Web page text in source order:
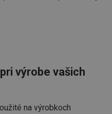
výrobe vašich
na výrobkoch